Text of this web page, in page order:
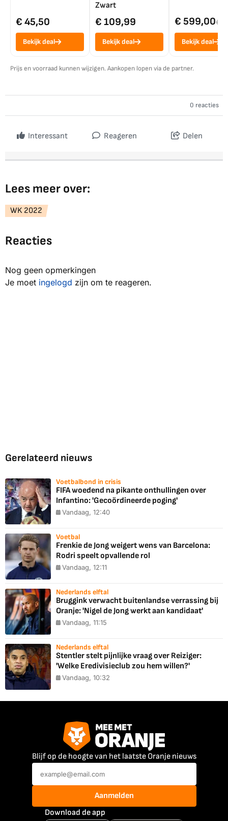
€ 45,50
Bekijk deal
Zwart
€ 109,99
Bekijk deal
€ 599,00€
Bekijk deal
Prijs en voorraad kunnen wijzigen. Aankopen lopen via de partner.
0 reacties
Interessant Reageren Delen
Lees meer over:
WK 2022
Reacties
Nog geen opmerkingen
Je moet ingelogd zijn om te reageren.
Gerelateerd nieuws
Voetbalbond in crisis
FIFA woedend na pikante onthullingen over
Infantino: 'Gecoördineerde poging'
Vandaag, 12:40
Voetbal
Frenkie de Jong weigert wens van Barcelona:
Rodri speelt opvallende rol
Vandaag, 12:11
Nederlands elftal
Bruggink verwacht buitenlandse verrassing bij
Oranje: 'Nigel de Jong werkt aan kandidaat'
Vandaag, 11:15
Nederlands elftal
Stentler stelt pijnlijke vraag over Reiziger:
'Welke Eredivisieclub zou hem willen?'
Vandaag, 10:32
Blijf op de hoogte van het laatste Oranje nieuws
Aanmelden
Download de app